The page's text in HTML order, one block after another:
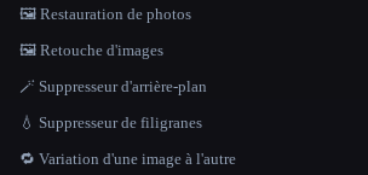
🖼️ Restauration de photos
🖼️ Retouche d'images
🪄 Suppresseur d'arrière-plan
💧 Suppresseur de filigranes
🔁 Variation d'une image à l'autre